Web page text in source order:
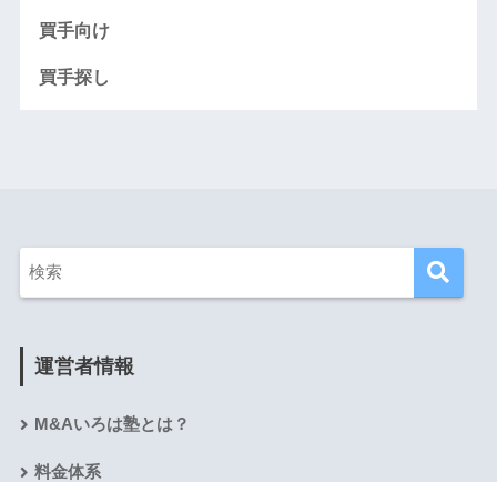
買手向け
買手探し
運営者情報
M&Aいろは塾とは？
料金体系